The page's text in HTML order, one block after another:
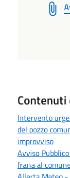
Intervento
del pozzo
improvviso
Avviso
frana al